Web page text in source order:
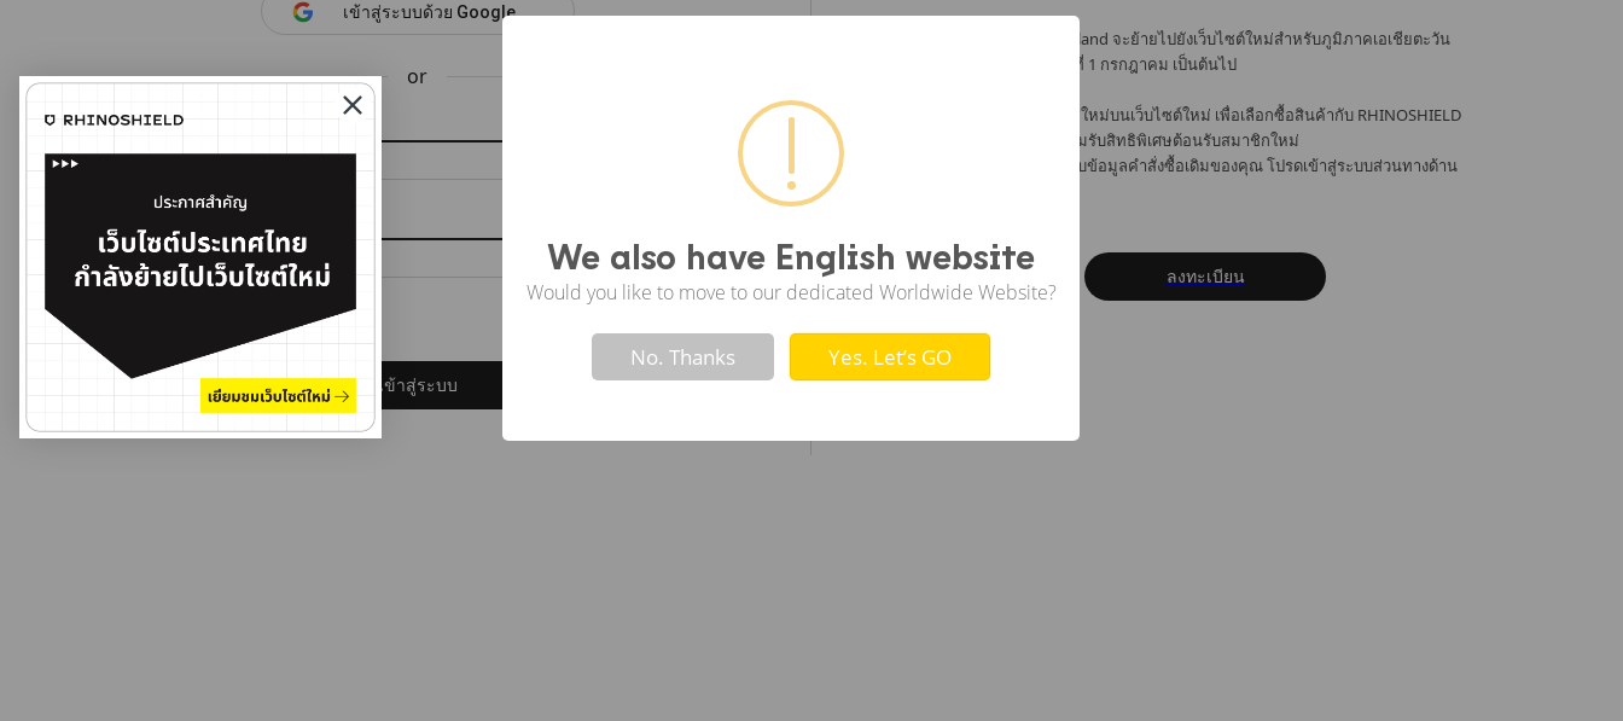
We also have English website
Would you like to move to our dedicated Worldwide Website?
! Not valid!
No. Thanks Yes. Let’s GO
เข้าสู่ระบบด้วย Google
or
อีเมล
รหัสผ่าน
RHINOSHIELD Thailand จะย้ายไปยังเว็บไซต์ใหม่สำหรับภูมิภาคเอเชียตะวัน
ออกเฉียงใต้ตั้งแต่วันที่ 1 กรกฎาคม เป็นต้นไป
โปรดลงทะเบียนบัญชีใหม่บนเว็บไซต์ใหม่ เพื่อเลือกซื้อสินค้ากับ RHINOSHIELD
ได้อย่างต่อเนื่อง พร้อมรับสิทธิพิเศษต้อนรับสมาชิกใหม่
หากต้องการตรวจสอบข้อมูลคำสั่งซื้อเดิมของคุณ โปรดเข้าสู่ระบบส่วนทางด้าน